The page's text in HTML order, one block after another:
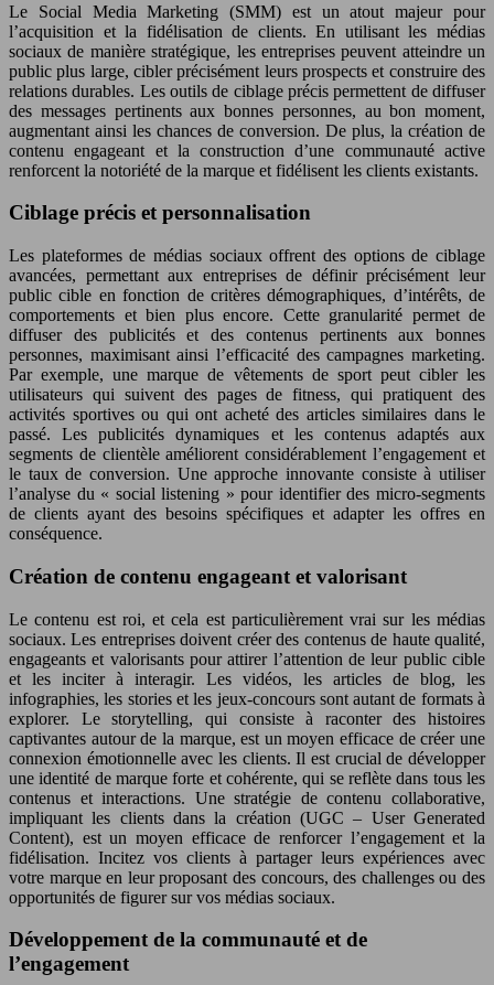
Le Social Media Marketing (SMM) est un atout majeur pour
l’acquisition et la fidélisation de clients. En utilisant les médias
sociaux de manière stratégique, les entreprises peuvent atteindre un
public plus large, cibler précisément leurs prospects et construire des
relations durables. Les outils de ciblage précis permettent de diffuser
des messages pertinents aux bonnes personnes, au bon moment,
augmentant ainsi les chances de conversion. De plus, la création de
contenu engageant et la construction d’une communauté active
renforcent la notoriété de la marque et fidélisent les clients existants.
Ciblage précis et personnalisation
Les plateformes de médias sociaux offrent des options de ciblage
avancées, permettant aux entreprises de définir précisément leur
public cible en fonction de critères démographiques, d’intérêts, de
comportements et bien plus encore. Cette granularité permet de
diffuser des publicités et des contenus pertinents aux bonnes
personnes, maximisant ainsi l’efficacité des campagnes marketing.
Par exemple, une marque de vêtements de sport peut cibler les
utilisateurs qui suivent des pages de fitness, qui pratiquent des
activités sportives ou qui ont acheté des articles similaires dans le
passé. Les publicités dynamiques et les contenus adaptés aux
segments de clientèle améliorent considérablement l’engagement et
le taux de conversion. Une approche innovante consiste à utiliser
l’analyse du « social listening » pour identifier des micro-segments
de clients ayant des besoins spécifiques et adapter les offres en
conséquence.
Création de contenu engageant et valorisant
Le contenu est roi, et cela est particulièrement vrai sur les médias
sociaux. Les entreprises doivent créer des contenus de haute qualité,
engageants et valorisants pour attirer l’attention de leur public cible
et les inciter à interagir. Les vidéos, les articles de blog, les
infographies, les stories et les jeux-concours sont autant de formats à
explorer. Le storytelling, qui consiste à raconter des histoires
captivantes autour de la marque, est un moyen efficace de créer une
connexion émotionnelle avec les clients. Il est crucial de développer
une identité de marque forte et cohérente, qui se reflète dans tous les
contenus et interactions. Une stratégie de contenu collaborative,
impliquant les clients dans la création (UGC – User Generated
Content), est un moyen efficace de renforcer l’engagement et la
fidélisation. Incitez vos clients à partager leurs expériences avec
votre marque en leur proposant des concours, des challenges ou des
opportunités de figurer sur vos médias sociaux.
Développement de la communauté et de
l’engagement